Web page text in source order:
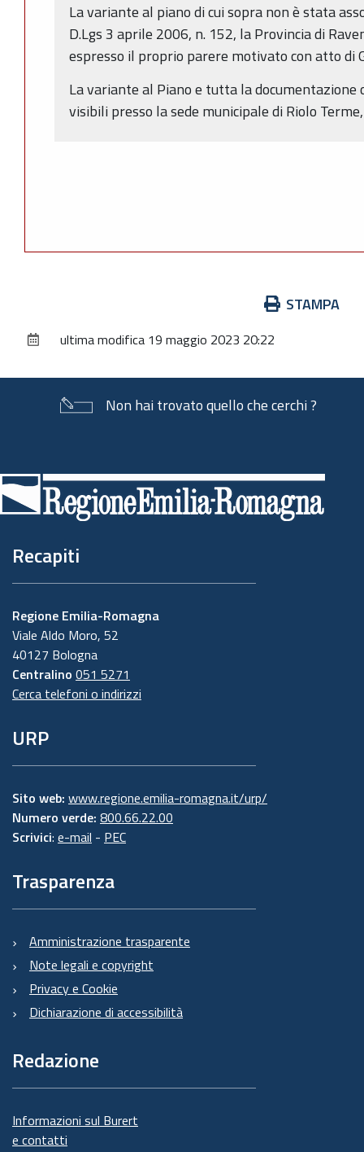
La variante al piano di cui sopra non è stata
D.Lgs 3 aprile 2006, n. 152, la Provincia di
espresso il proprio parere motivato con atto di
La variante al Piano e tutta la
visibili presso la sede municipale di Riolo
documento
STAMPA
ultima modifica 19 maggio 2023 20:22
Non hai trovato quello che cerchi ?
di
pagina
Recapiti
Regione Emilia-Romagna
Viale Aldo Moro, 52
40127 Bologna
Centralino 051 5271
Cerca telefoni o indirizzi
URP
Sito web: www.regione.emilia-romagna.it/urp/
Numero verde: 800.66.22.00
Scrivici: e-mail - PEC
Trasparenza
Amministrazione trasparente
Note legali e copyright
Privacy e Cookie
Dichiarazione di accessibilità
Redazione
Informazioni sul Burert
e contatti